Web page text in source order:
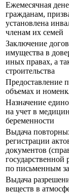
Ежемесячная
гражданам,
установлена
членам их семей
Заключение
имущества в
иных правах, а
строительства
Предоставление
объемах и
Назначение
на учет в
беременности
Выдача
регистрации
документов
государственной
по письменным
Выдача
веществ в